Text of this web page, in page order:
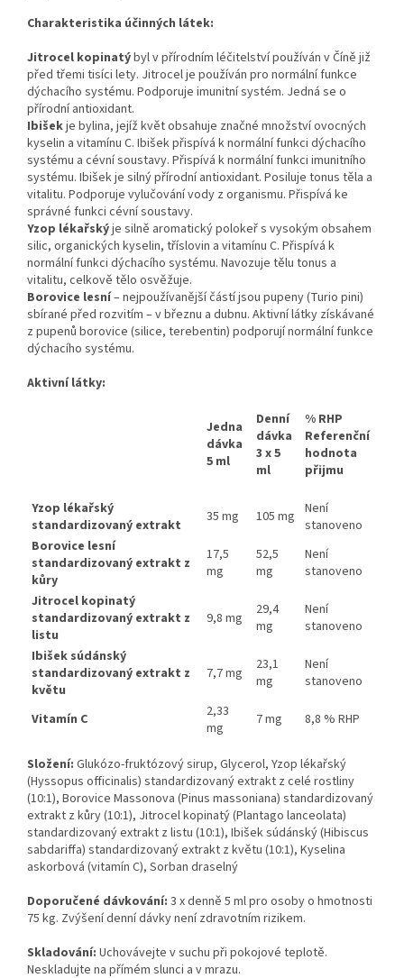
Charakteristika účinných látek:
Jitrocel kopinatýbyl v přírodním léčitelství používán v Číně již
před třemi tisíci lety. Jitrocel je používán pro normální funkce
dýchacího systému. Podporuje imunitní systém. Jedná se o
přírodní antioxidant.
Ibišekje bylina, jejíž květ obsahuje značné množství ovocných
kyselin a vitamínu C. Ibišek přispívá k normální funkci dýchacího
systému a cévní soustavy. Přispívá k normální funkci imunitního
systému. Ibišek je silný přírodní antioxidant. Posiluje tonus těla a
vitalitu. Podporuje vylučování vody z organismu. Přispívá ke
správné funkci cévní soustavy.
Yzop lékařskýje silně aromatický polokeř s vysokým obsahem
silic, organických kyselin, tříslovin a vitamínu C. Přispívá k
normální funkci dýchacího systému. Navozuje tělu tonus a
vitalitu, celkově tělo osvěžuje.
Borovice lesní– nejpoužívanější částí jsou pupeny (Turio pini)
sbírané před rozvitím – v březnu a dubnu. Aktivní látky získávané
z pupenů borovice (silice, terebentin) podporují normální funkce
dýchacího systému.
Aktivní látky:
Jedna
dávka
5 ml
Denní
dávka
3 x 5
ml
% RHP
Referenční
hodnota
přijmu
Yzop lékařský
standardizovaný extrakt
35 mg 105 mg Není
stanoveno
Borovice lesní
standardizovaný extrakt z
kůry
17,5
mg
52,5
mg
Není
stanoveno
Jitrocel kopinatý
standardizovaný extrakt z
listu
9,8 mg
29,4
mg
Není
stanoveno
Ibišek súdánský
standardizovaný extrakt z
květu
7,7 mg
23,1
mg
Není
stanoveno
Vitamín C
2,33
mg
7 mg 8,8 % RHP
Složení: Glukózo-fruktózový sirup, Glycerol, Yzop lékařský
(Hyssopus officinalis) standardizovaný extrakt z celé rostliny
(10:1), Borovice Massonova (Pinus massoniana) standardizovaný
extrakt z kůry (10:1), Jitrocel kopinatý (Plantago lanceolata)
standardizovaný extrakt z listu (10:1), Ibišek súdánský (Hibiscus
sabdariffa) standardizovaný extrakt z květu (10:1), Kyselina
askorbová (vitamín C), Sorban draselný
Doporučené dávkování: 3 x denně 5 ml pro osoby o hmotnosti
75 kg. Zvýšení denní dávky není zdravotním rizikem.
Skladování: Uchovávejte v suchu při pokojové teplotě.
Neskladujte na přímém slunci a v mrazu.